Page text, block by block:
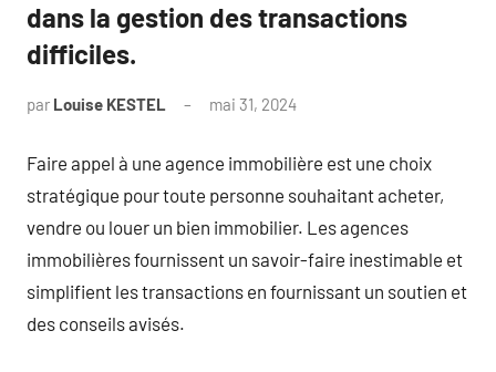
dans la gestion des transactions
difficiles.
par Louise KESTEL mai 31, 2024
Faire appel à une agence immobilière est une choix
stratégique pour toute personne souhaitant acheter,
vendre ou louer un bien immobilier. Les agences
immobilières fournissent un savoir-faire inestimable et
simplifient les transactions en fournissant un soutien et
des conseils avisés.